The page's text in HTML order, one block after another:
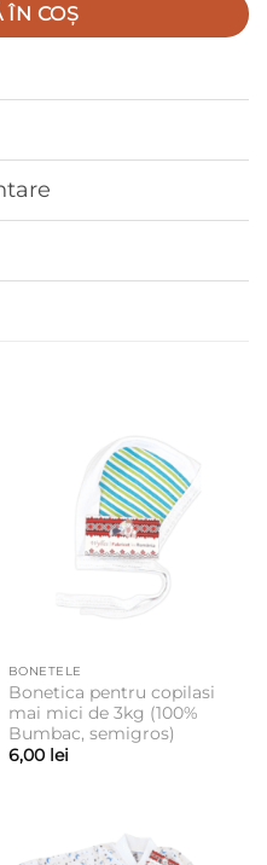
ÎN COȘ
BONETELE
Bonetica pentru copilasi
mai mici de 3kg (100%
Bumbac, semigros)
6,00 lei